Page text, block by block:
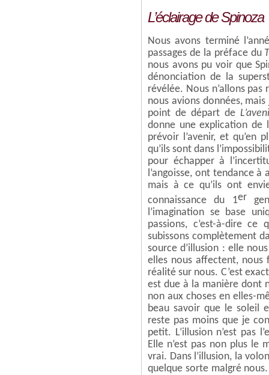
L’éclairage de Spinoza
Nous avons terminé
passages de la préface du
nous avons pu voir que
dénonciation de la
révélée. Nous n’allons
nous avions données,
point de départ de
donne une explication de
prévoir l’avenir, et qu’en
qu’ils sont dans
pour échapper à
l’angoisse, ont tendance
mais à ce qu’ils ont
connaissance du 1er
l’imagination se base
passions, c’est-à-dire
subissons complètement
source d’illusion : elle
elles nous affectent,
réalité sur nous. C’est
est due à la manière dont
non aux choses en elles-
beau savoir que le soleil
reste pas moins que je
petit. L’illusion n’est pas
Elle n’est pas non plus le
vrai. Dans l’illusion, la
quelque sorte malgré